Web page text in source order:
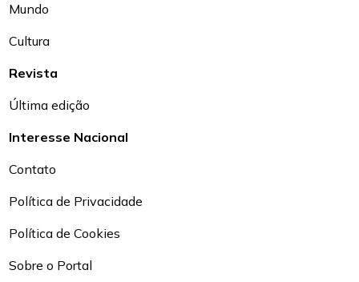
Mundo
Cultura
Revista
Última edição
Interesse Nacional
Contato
Política de Privacidade
Política de Cookies
Sobre o Portal